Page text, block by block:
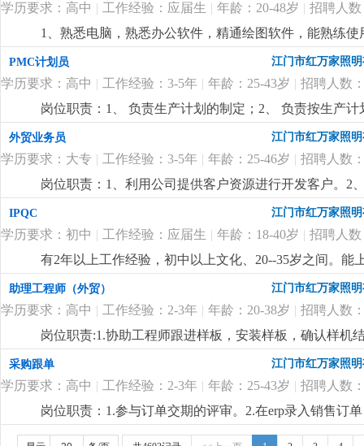
学历要求：高中 | 工作经验：应届生 | 年龄：20-48岁 | 招聘人数
1、熟悉电脑，熟悉办公软件，精通绘图软件，能熟练
工作认真负责，沟通能力强。3、会独立制作外观图、
观设计能力较强的可以放宽限制。本公司专业研发生产
PMC计划员 江门市红万家照
学历要求：高中 | 工作经验：3-5年 | 年龄：25-43岁 | 招聘人数
岗位职责：1、 负责生产计划的制定；2、 负责按生产
库存状况，制定物料申购计划；4、 跟催材料到货进度
合格物料的退货与补货；6、 原材料控制与分析；7、
或以上学历；2、工作积极，责任心强；3、熟练运用
作经验； 更详细...
外贸业务员 江门市红万家照
学历要求：大专 | 工作经验：3-5年 | 年龄：25-46岁 | 招聘人数
岗位职责：1、利用公司提供客户资源进行开发客户。2
踪。任职要求：1、英语口语标准，口齿清楚，较强语
和责任感；3、会社媒拓客，有欧美东南亚风扇灯客户资
IPQC 江门市红万家照
学历要求：初中 | 工作经验：应届生 | 年龄：18-40岁 | 招聘人数
有2年以上工作经验，初中以上文化、20--35岁之间。
更详细...
助理工程师（外贸） 江门市红万家照
学历要求：高中 | 工作经验：2-3年 | 年龄：20-38岁 | 招聘人数
岗位职责:1.协助工程师跟进样板，安装样板，确认样机
能够承受一定的工作压力。更详细...
采购跟单 江门市红万家照
学历要求：高中 | 工作经验：2-3年 | 年龄：25-43岁 | 招聘人数
岗位职责：1.参与订单交期的评审。2.在erp录入销售订
表格，按订单交期跟踪物料的进度和交期 。 4.协助供